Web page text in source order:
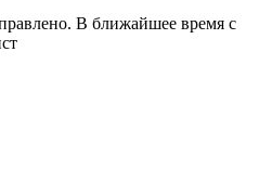
В ближайшее время с